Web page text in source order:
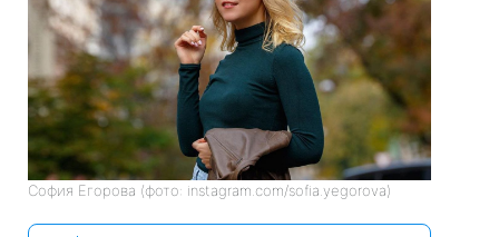
София Егорова (фото: instagram.com/sofia.yegorova)